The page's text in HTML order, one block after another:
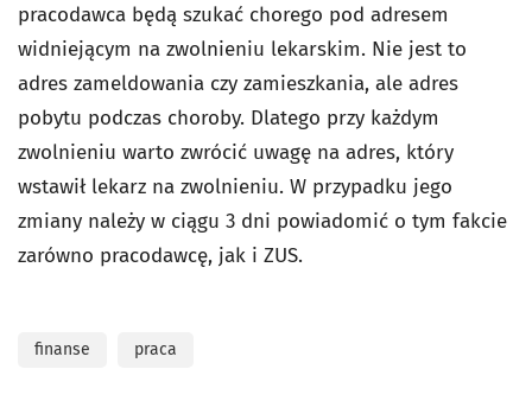
pracodawca będą szukać chorego pod adresem
widniejącym na zwolnieniu lekarskim. Nie jest to
adres zameldowania czy zamieszkania, ale adres
pobytu podczas choroby. Dlatego przy każdym
zwolnieniu warto zwrócić uwagę na adres, który
wstawił lekarz na zwolnieniu. W przypadku jego
zmiany należy w ciągu 3 dni powiadomić o tym fakcie
zarówno pracodawcę, jak i ZUS.
finanse praca